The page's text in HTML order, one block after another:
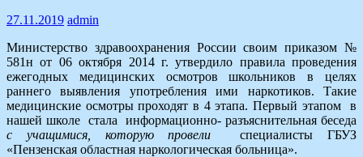
27.11.2019 admin
Министерство здравоохранения России своим приказом №
581н от 06 октября 2014 г. утвердило правила проведения
ежегодных медицинских осмотров школьников в целях
раннего выявления употребления ими наркотиков. Такие
медицинские осмотры проходят в 4 этапа. Первый этапом в
нашей школе стала информационно- разъяснительная беседа
с учащимися, которую провели
специалисты ГБУЗ
«Пензенская областная наркологическая больница».